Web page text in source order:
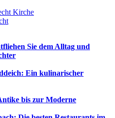
Kirche
Sie dem Alltag und
Ein kulinarischer
bis zur Moderne